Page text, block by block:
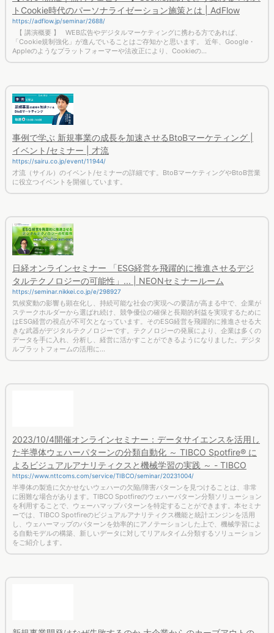
【 講演概要 】 WEB広告やデジタルマーケティングに携わる方であれば、
「Cookie規制強化」が進んでいることはご存知かと思います。 近年、Google・
Appleのようなプラットフォーマーや法改正により、Cookieの…
事例で学ぶ 新規事業の成長を加速させるBtoBマーケティング |
イベント/セミナー | 才流
才流（サイル）のイベント/セミナーの詳細です。BtoBマーケティングやBtoB営業
に役立つイベントを開催しています。
日経オンラインセミナー 「ESG経営を飛躍的に推進させるデジ
タルテクノロジーの可能性」... | NEONセミナールーム
気候変動の影響も顕在化し、持続可能な社会の実現への要請が高まる中で、企業が
ステークホルダーから選ばれ続け、競争優位の確保と長期的利益を実現するために
はESG経営の視点が不可欠となっています。そのESG経営を飛躍的に推進させる大
きな武器がデジタルテクノロジーです。テクノロジーの発展により、企業は多くの
データを手に入れ、分析し、経営に活かすことができるようになりました。デジタ
ルプラットフォームの活用に...
よるビジュアルアナリティクスと機械学習の実践 ～ - TIBCO
https://www.nttcoms.com/service/TIBCO/seminar/20231004/
半導体の製造に欠かせないウェハーの欠陥/障害パターンを見つけることは、非常
に困難な場合があります。TIBCO Spotfireのウェハーパターン分類ソリューション
を利用することで、ウェーハマップパターンを特定することができます。本セミナ
ーでは、TIBCO Spotfireのビジュアルアナリティクス機能と統計エンジンを活用
し、ウェハーマップのパターンを効率的にアノテーションした上で、機械学習によ
る自動モデルの構築、新しいデータに対してリアルタイム分類するソリューション
をご紹介します。
新規事業開発はなぜ失敗するのか 大企業からのカーブアウトの